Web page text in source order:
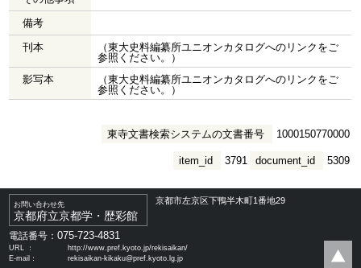
備考
刊本
（東大史料編纂所ユニオンカタログへのリンクをご
参照ください。）
影写本
（東大史料編纂所ユニオンカタログへのリンクをご
参照ください。）
東寺文書検索システムの文書番号 1000150770000
document_id 5309
item_id 3791
お問い合わせ先
京都府立京都学・歴彩館
京都市左京区下鴨半木町1番地29
電話番号：075-723-4831
URL ：
http://www.pref.kyoto.jp/rekisaikan/
E-mail：
rekisaikan-kikaku@pref.kyoto.lg.jp